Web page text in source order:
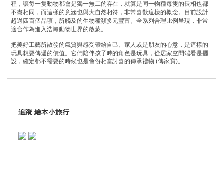
程，讓每一隻動物都會是獨一無二的存在，就算是同一物種每隻的長相也都
不盡相同，而這樣的意涵也與大自然相符，非常喜歡這樣的概念。目前設計
超過四百個品項，所觸及的生物種類多元豐富。全系列合理比例呈現，非常
適合作為進入浩瀚動物世界的啟蒙。
把美好工藝所散發的氣質與感受帶給自己、家人或是朋友的心意，是這樣的
玩具想要傳遞的價值。它們陪伴孩子時的角色是玩具，從居家空間端看是擺
設，確定都不需要的時候也是會份相當討喜的傳承禮物 (傳家寶)。
追蹤 繪本小旅行